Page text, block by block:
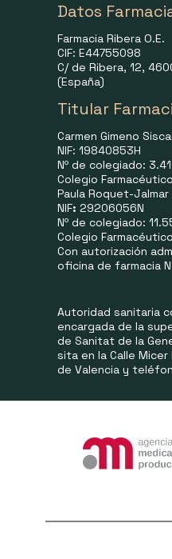
Datos
Farmacia Ribera O.E.
CIF: E44755098
C/ de Ribera, 12,
(España)
Titular
Carmen Gimeno
NIF: 19840853H
Nº de colegiado:
Colegio
Paula Roquet-Jalmar
NIF: 29206056N
Nº de colegiado:
Colegio
Con autorización
oficina de farmacia
Autoridad sanitaria
encargada de la
de Sanitat de la
sita en la Calle Micer
de Valencia y